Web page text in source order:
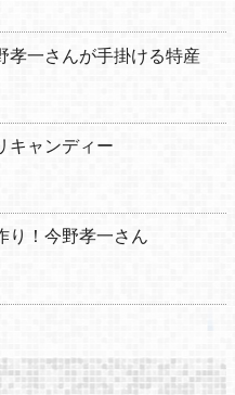
一さんが手掛ける特産
キャンディー
り！今野孝一さん